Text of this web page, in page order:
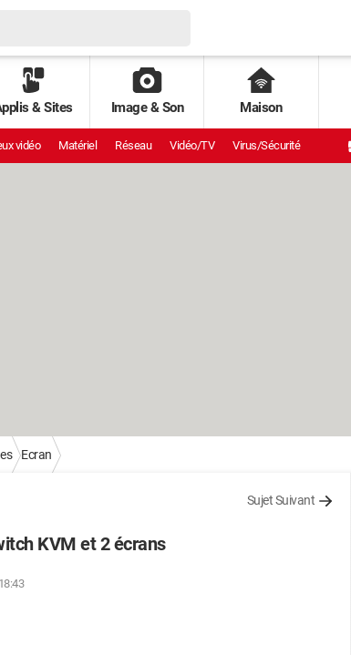
& Sites Image & Son Maison
vidéo Matériel Réseau Vidéo/TV Virus/Sécurité
Ecran
Sujet Suivant
KVM et 2 écrans